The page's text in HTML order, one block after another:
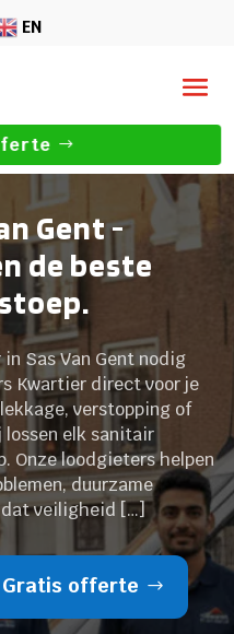
EN
Gent -
de beste
Sas Van Gent nodig
Kwartier direct voor je
verstopping of
elk sanitair
Onze loodgieters helpen
duurzame
veiligheid […]
Gratis offerte